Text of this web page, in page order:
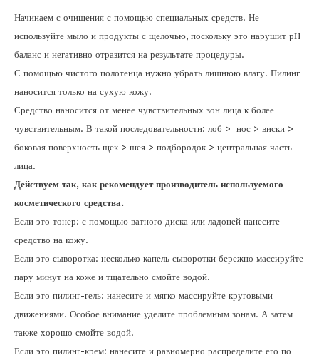
Начинаем с очищения с помощью специальных средств. Не
используйте мыло и продукты с щелочью, поскольку это нарушит рН
баланс и негативно отразится на результате процедуры.
С помощью чистого полотенца нужно убрать лишнюю влагу. Пилинг
наносится только на сухую кожу!
Средство наносится от менее чувствительных зон лица к более
чувствительным. В такой последовательности: лоб > нос > виски >
боковая поверхность щек > шея > подбородок > центральная часть
лица.
Действуем так, как рекомендует производитель используемого
косметического средства.
Если это тонер: с помощью ватного диска или ладоней нанесите
средство на кожу.
Если это сыворотка: несколько капель сыворотки бережно массируйте
пару минут на коже и тщательно смойте водой.
Если это пилинг-гель: нанесите и мягко массируйте круговыми
движениями. Особое внимание уделите проблемным зонам. А затем
также хорошо смойте водой.
Если это пилинг-крем: нанесите и равномерно распределите его по